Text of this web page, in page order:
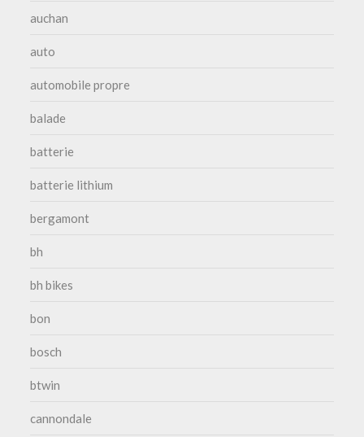
auchan
auto
automobile propre
balade
batterie
batterie lithium
bergamont
bh
bh bikes
bon
bosch
btwin
cannondale